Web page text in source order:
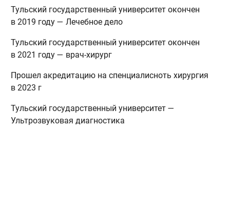
Тульский государственный университет окончен
в 2019 году — Лечебное дело
Тульский государственный университет окончен
в 2021 году — врач-хирург
Прошел акредитацию на спенциалисноть хирургия
в 2023 г
Тульский государственный университет —
Ультрозвуковая диагностика